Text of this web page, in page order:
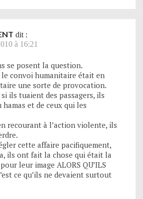
dit :
à 16:21
se posent la question.
convoi humanitaire était en
une sorte de provocation.
ils tuaient des passagers, ils
et de ceux qui les
recourant à l’action violente, ils
cette affaire pacifiquement,
ils ont fait la chose qui était la
leur image ALORS QU’ILS
ce qu’ils ne devaient surtout